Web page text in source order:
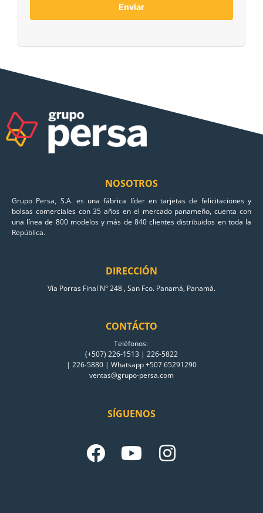
NOSOTROS
Grupo Persa, S.A. es una fábrica líder en tarjetas de felicitaciones y
bolsas comerciales con 35 años en el mercado panameño, cuenta con
una línea de 800 modelos y más de 840 clientes distribuidos en toda la
República.
DIRECCIÓN
Vía Porras Final N° 248 , San Fco. Panamá, Panamá.
CONTÁCTO
Teléfonos:
(+507) 226-1513 | 226-5822
| 226-5880 | Whatsapp +507 65291290
ventas@grupo-persa.com
SÍGUENOS